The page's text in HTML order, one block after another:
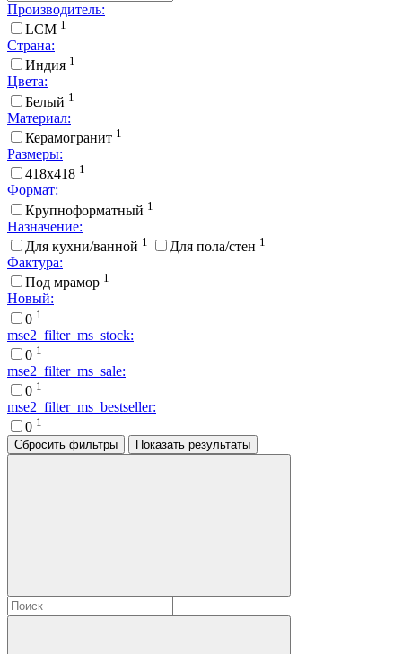
Производитель:
LCM 1
Страна:
Индия 1
Цвета:
Белый 1
Материал:
Керамогранит 1
Размеры:
418x418 1
Формат:
Крупноформатный 1
Назначение:
Для кухни/ванной 1 Для пола/стен 1
Фактура:
Под мрамор 1
Новый:
0 1
mse2_filter_ms_stock:
0 1
mse2_filter_ms_sale:
0 1
mse2_filter_ms_bestseller:
0 1
Сбросить фильтры
Показать результаты